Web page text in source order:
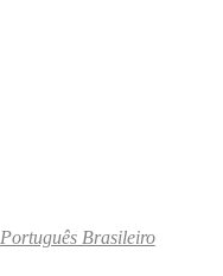
Português Brasileiro